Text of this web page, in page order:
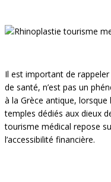
Il est important de
de santé, n’est pas un
à la Grèce antique,
temples dédiés aux dieux
tourisme médical repose
l’accessibilité financière.